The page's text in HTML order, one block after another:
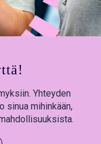
Yhteyden
sinua mihinkään,